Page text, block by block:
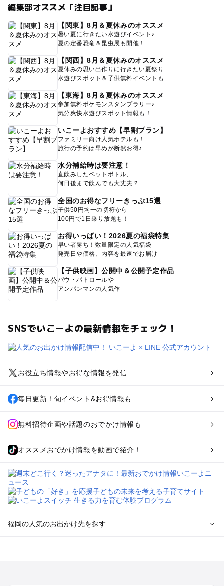
編集部オススメ「注目記事」
【関東】8月＆夏休みのオススメ
暑い夏に行きたい水遊びイベント♪
夏の定番恐竜＆昆虫展も開催！
【関西】8月＆夏休みのオススメ
夏休みの思い出作りに行きたい夏祭り
水遊びスポット＆子供無料イベントも
【東海】8月＆夏休みのオススメ
参加無料ポケモンスタンプラリー♪
気分爽快水遊びスポット情報も！
いこーよおすすめ【早割プラン】
ファミリー向け人気ホテルも！
旅行の予約は早めが断然お得♪
水分補給時は要注意！
直飲みしたペットボトル、
何日後まで飲んでも大丈夫？
全国のお得なフリーきっぷ15選
子供50円均一の切符から
100円で1日乗り放題も！
お得いっぱい！2026夏の福袋特集
早い者勝ち！数量限定の人気福袋
発売日や価格、内容を最速でお届け
【子供映画】公開中＆公開予定作品
パウ・パトロールや
アンパンマンの人気作
SNSでいこーよの最新情報をチェック！
お役立ち情報やお得な情報を発信
毎日更新！旬イベント&お得情報も
無料招待企画や話題のおでかけ情報も
オススメおでかけ情報を動画で紹介！
福岡の人気のお出かけ先を探す